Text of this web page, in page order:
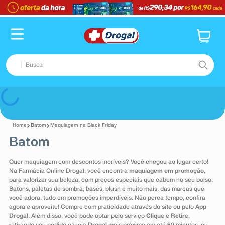
Buscar
Batom Maquiagem na Black Friday
Batom
Quer maquiagem com descontos incríveis? Você chegou ao lugar certo!
Na Farmácia Online Drogal, você encontra maquiagem em promoção,
para valorizar sua beleza, com preços especiais que cabem no seu bolso.
Batons, paletas de sombra, bases, blush e muito mais, das marcas que
você adora, tudo em promoções imperdíveis. Não perca tempo, confira
agora e aproveite! Compre com praticidade através do siteou pelo App
Drogal . Além disso, você pode optar pelo serviço Clique e Retire,
TERMOS MAIS BUSCADOS
1º fralda
2º dipirona
3
5º
6º desodorante
7º esmalte
8º teste gravidez
9º absorvente
10ºshampoo
dipirona
3º lenço umedecido
4º tadalafila
5º minoxidil
6º desodorante
7º esmalte